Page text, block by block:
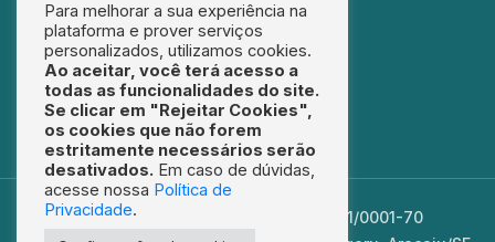
Siga a gente nas redes sociais
AVONALE SERVIÇOS LTDA - CNPJ: 15.174.411/0001-70
Para melhorar a sua experiência na
plataforma e prover serviços
personalizados, utilizamos cookies.
Ao aceitar, você terá acesso a
todas as funcionalidades do site.
Se clicar em "Rejeitar Cookies",
os cookies que não forem
estritamente necessários serão
desativados. Em caso de dúvidas,
acesse nossa Política de
Privacidade.